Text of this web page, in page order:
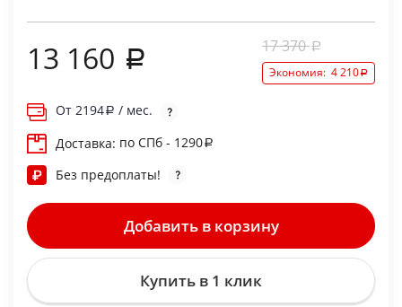
13 160 17 370
Экономия: 4 210
От 2194
/ мес.
Доставка: по СПб - 1290
Без предоплаты!
Добавить в корзину
Купить в 1 клик